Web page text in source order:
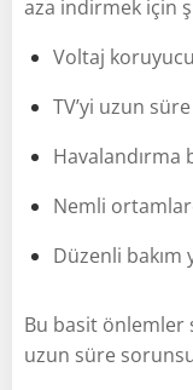
aza indirmek için
Voltaj
TV’yi uzun süre
Havalandırma
Nemli
Düzenli bakım
Bu basit önlemler
uzun süre